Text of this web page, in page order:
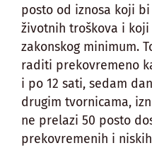
posto od iznosa koji
životnih troškova i
zakonskog minimum.
raditi prekovremeno
i po 12 sati, sedam
drugim tvornicama,
ne prelazi 50 posto
prekovremenih i